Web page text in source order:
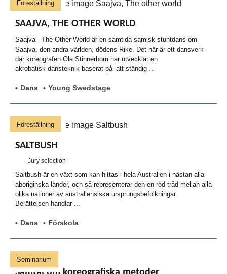
SAAJVA, THE OTHER WORLD
Föreställning
Saajva - The Other World är en samtida samisk stuntdans om
Saajva, den andra världen, dödens Rike. Det här är ett dansverk
där koreografen Ola Stinnerbom har utvecklat en
akrobatisk dansteknik baserat på att ständig ...
Dans Young Swedstage
SALTBUSH
Jury selection
Föreställning
Saltbush är en växt som kan hittas i hela Australien i nästan alla
aboriginska länder, och så representerar den en röd tråd mellan alla
olika nationer av australiensiska ursprungsbefolkningar.
Berättelsen handlar ...
Dans Förskola
Seminarium